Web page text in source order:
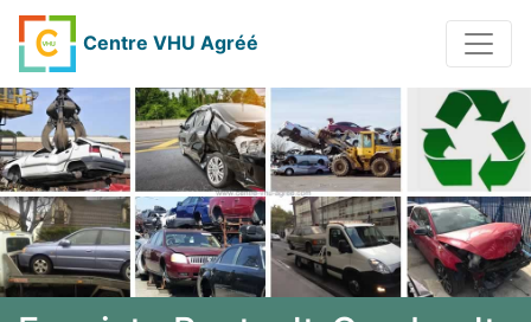
Centre VHU Agréé